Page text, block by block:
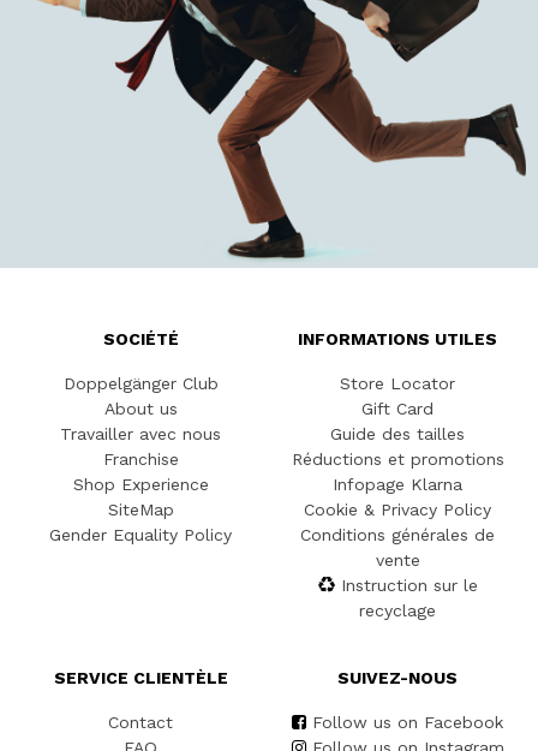
SOCIÉTÉ
Doppelgänger Club
About us
Travailler avec nous
Franchise
Shop Experience
SiteMap
Gender Equality Policy
INFORMATIONS UTILES
Store Locator
Gift Card
Guide des tailles
Réductions et promotions
Infopage Klarna
Cookie & Privacy Policy
Conditions générales de
vente
Instruction sur le
recyclage
SERVICE CLIENTÈLE
Contact
SUIVEZ-NOUS
Follow us on Facebook